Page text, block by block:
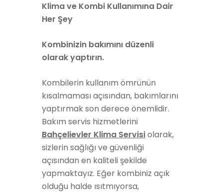
Klima ve Kombi Kullanımına Dair
Her Şey
Kombinizin bakımını düzenli
olarak yaptırın.
Kombilerin kullanım ömrünün
kısalmaması açısından, bakımlarını
yaptırmak son derece önemlidir.
Bakım servis hizmetlerini
Bahçelievler Klima Servisiolarak,
sizlerin sağlığı ve güvenliği
açısından en kaliteli şekilde
yapmaktayız. Eğer kombiniz açık
olduğu halde ısıtmıyorsa,